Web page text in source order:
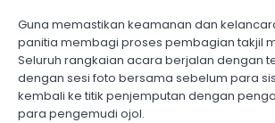
Guna memastikan keamanan dan
panitia membagi proses pembagian takjil
Seluruh rangkaian acara berjalan dengan
dengan sesi foto bersama sebelum para
kembali ke titik penjemputan dengan
para pengemudi ojol.